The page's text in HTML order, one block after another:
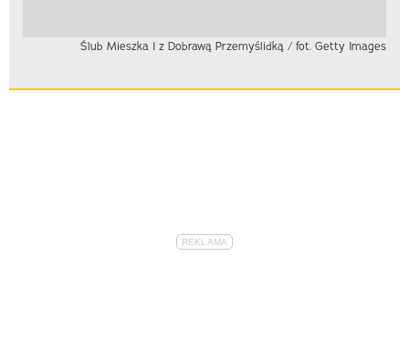
Ślub Mieszka I z Dobrawą Przemyślidką / fot. Getty Images